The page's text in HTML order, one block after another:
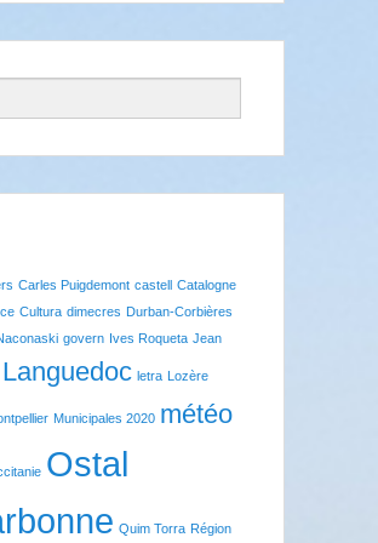
Carles Puigdemont castell Catalogne
Cultura dimecres Durban-Corbières
govern Ives Roqueta Jean
Languedoc letra Lozère
Municipales 2020 météo
Ostal
Quim Torra Région